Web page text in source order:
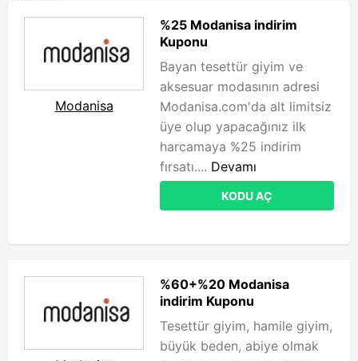
Modanisa
%25 Modanisa indirim
Kuponu
Bayan tesettür giyim ve
aksesuar modasının adresi
Modanisa.com'da alt limitsiz
üye olup yapacağınız ilk
harcamaya %25 indirim
fırsatı.... Devamı
KODU AÇ
%60+%20 Modanisa
indirim Kuponu
Tesettür giyim, hamile giyim,
büyük beden, abiye olmak